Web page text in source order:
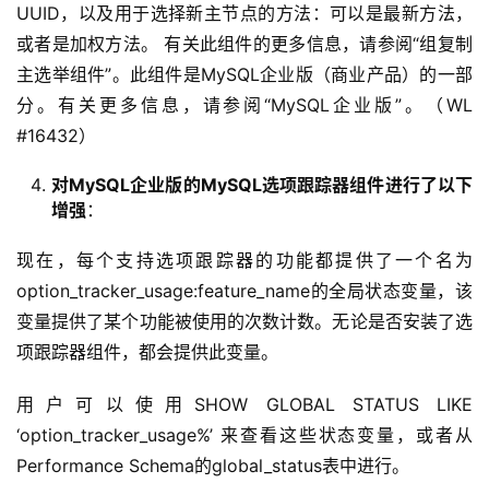
UUID，以及用于选择新主节点的方法：可以是最新方法，
或者是加权方法。 有关此组件的更多信息，请参阅“组复制
主选举组件”。此组件是MySQL企业版（商业产品）的一部
分。有关更多信息，请参阅“MySQL企业版”。（WL
#16432）
对MySQL企业版的MySQL选项跟踪器组件进行了以下
增强 ：
现在，每个支持选项跟踪器的功能都提供了一个名为
option_tracker_usage:feature_name的全局状态变量，该
变量提供了某个功能被使用的次数计数。无论是否安装了选
项跟踪器组件，都会提供此变量。
用户可以使用SHOW GLOBAL STATUS LIKE
‘option_tracker_usage%’ 来查看这些状态变量，或者从
Performance Schema的global_status表中进行。